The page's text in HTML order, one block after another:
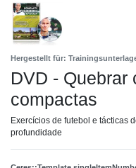
Hergestellt für:
DVD - Quebrar
compactas
Exercícios de futebol e tácticas
profundidade